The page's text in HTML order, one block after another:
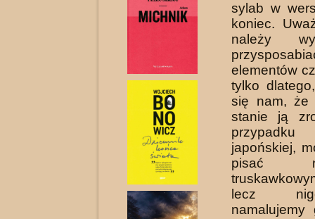
sylab w
koniec.
należy
elementów
tylko
się nam, że
stanie ją
japońskiej,
pisać
lecz
namalujemy